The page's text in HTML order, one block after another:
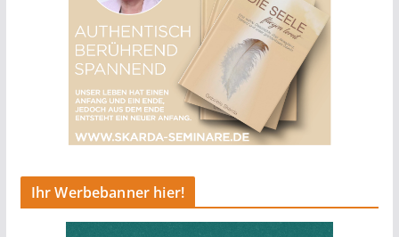
Ihr Werbebanner hier!